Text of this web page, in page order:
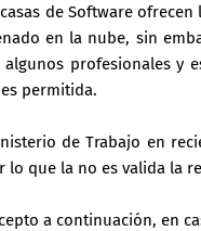
de Software
en la nube, sin
profesionales y
permitida.
de Trabajo en
que la no es valida la
a continuación, en